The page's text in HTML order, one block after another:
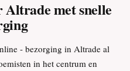
Altrade met snelle
- bezorging in Altrade al
in het centrum en